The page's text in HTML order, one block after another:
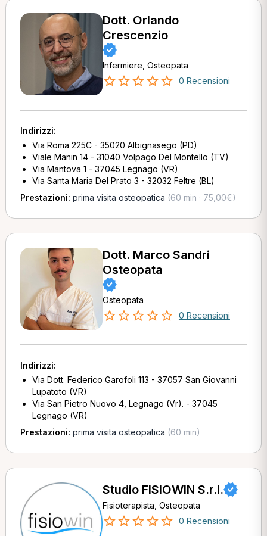
Dott. Orlando
Crescenzio
Infermiere, Osteopata
0 Recensioni
Indirizzi:
Via Roma 225C - 35020 Albignasego (PD)
Viale Manin 14 - 31040 Volpago Del Montello (TV)
Via Mantova 1 - 37045 Legnago (VR)
Via Santa Maria Del Prato 3 - 32032 Feltre (BL)
Prestazioni: prima visita osteopatica (60 min · 75,00€)
Dott. Marco Sandri
Osteopata
Osteopata
0 Recensioni
Indirizzi:
Via Dott. Federico Garofoli 113 - 37057 San Giovanni
Lupatoto (VR)
Via San Pietro Nuovo 4, Legnago (Vr). - 37045
Legnago (VR)
Prestazioni: prima visita osteopatica (60 min)
Studio FISIOWIN S.r.l.
Fisioterapista, Osteopata
0 Recensioni